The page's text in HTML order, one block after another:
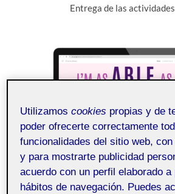
Entrega de las
Utilizamoscookies propias y de
poder ofrecerte correctamente
funcionalidades del sitio web,
y para mostrarte publicidad
acuerdo con un perfil elaborado a
hábitos de navegación. Puedes